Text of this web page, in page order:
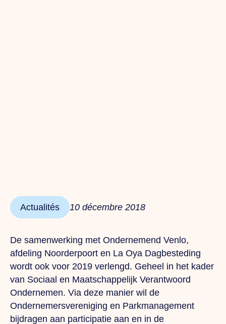
Actualités 10 décembre 2018
De samenwerking met Ondernemend Venlo,
afdeling Noorderpoort en La Oya Dagbesteding
wordt ook voor 2019 verlengd. Geheel in het kader
van Sociaal en Maatschappelijk Verantwoord
Ondernemen. Via deze manier wil de
Ondernemersvereniging en Parkmanagement
bijdragen aan participatie aan en in de